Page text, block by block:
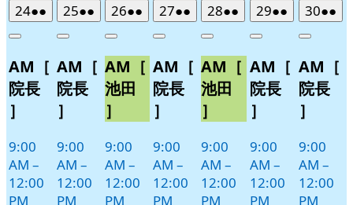
242026
年
月
24
日
●●
件
イ
ベ
ト)
Close
AM［
院長
］
9:00
AM –
12:00
PM
252026
年
月
25
日
●●
件
イ
ベ
ト)
Close
AM［
院長
］
9:00
AM –
12:00
PM
262026
年
月
26
日
●●
件
イ
ベ
ト)
Close
AM［
池田
］
9:00
AM –
12:00
PM
272026
年
月
27
日
●●
件
イ
ベ
ト)
Close
AM［
院長
］
9:00
AM –
12:00
PM
282026
年
月
28
日
●●
件
イ
ベ
ト)
Close
AM［
池田
］
9:00
AM –
12:00
PM
292026
年
月
29
日
●●
件
イ
ベ
ト)
Close
AM［
院長
］
9:00
AM –
12:00
PM
302026
年
月
30
日
●●
件
イ
Close
AM［
院長
］
9:00
AM –
12:00
PM